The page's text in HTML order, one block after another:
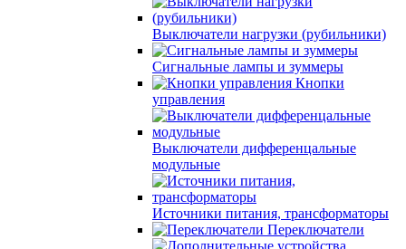
Выключатели нагрузки (рубильники)
Сигнальные лампы и зуммеры
Кнопки
управления
Выключатели дифференцальные
модульные
Источники питания, трансформаторы
Переключатели